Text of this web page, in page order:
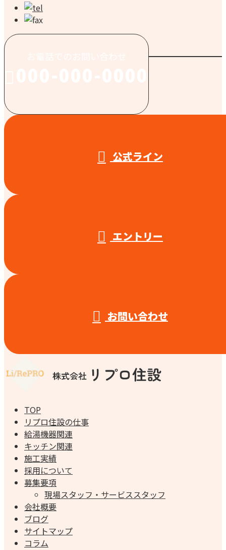
公式ライン
エントリー
お問い合わせ
TOP
リプロ住設の仕事
給湯機器関連
キッチン関連
施工実績
採用について
募集要項
現場スタッフ・サービススタッフ
会社概要
ブログ
サイトマップ
コラム